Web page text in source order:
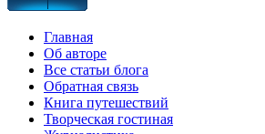
Главная
Об авторе
Все статьи блога
Обратная связь
Книга путешествий
Творческая гостиная